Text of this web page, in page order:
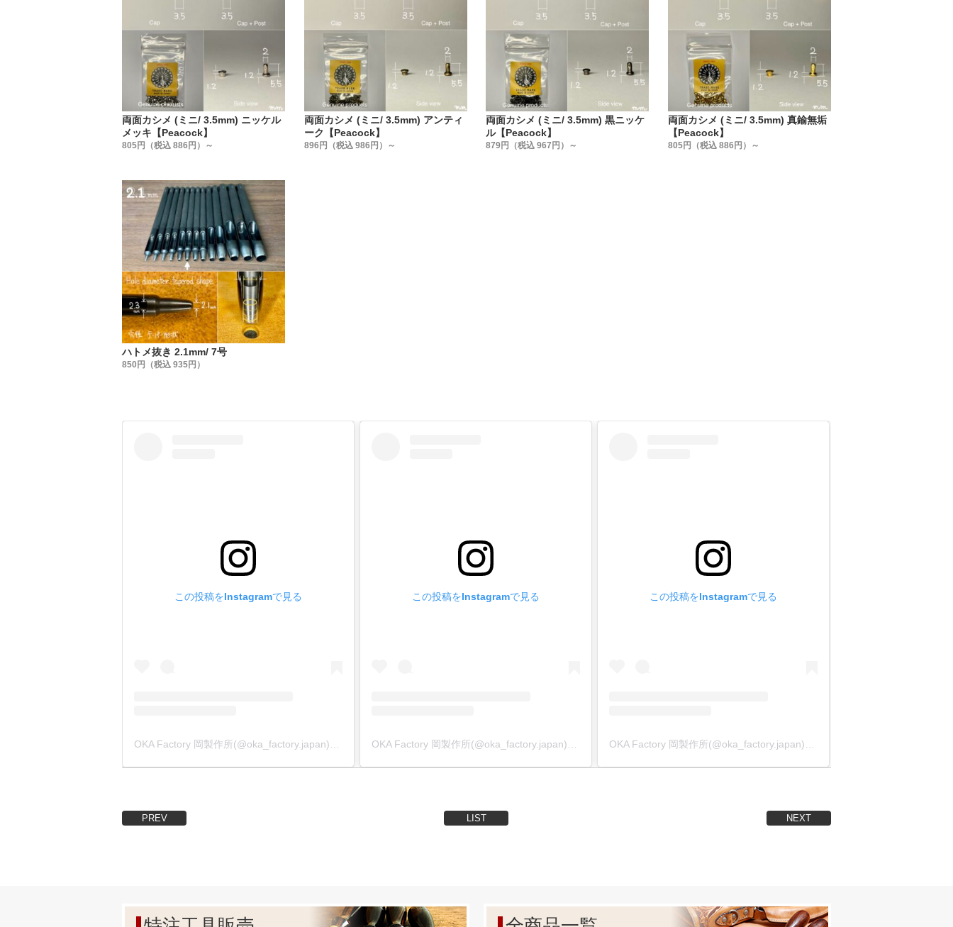
今回製造にあたり、世の中で販売されている打駒を、1から見直しました。
『何が良くて何が悪いのか』を私達レザークラフト専門工場の視点から考えて作りました。
こだわったのは【7つのポイント】です。
1. 金具を図面に数値化して工具を作る事。
2. 工具の部材全てに焼入れをする事。
3. 大まかな寸法公差を無くし、国産ハンドプレス機の規格に合わせて統一する事。
4. 金具に傷が付かない鏡面加工にする事。
6. 打駒と金具(Cap + Post)の関係性を明確にする事。
7. 専用手打ち棒で、上駒だけで止められる様にする事。
【特徴】
1.【金具を図面に数値化して工具を作る !】
製造にあたり、一番最初に取り掛かった事は『金具の数値化』です。
『Peacock』は金具作りを100年の長い歴史の中で築き上げてきました。
洗練され、研ぎ澄まされてきたカシメ金具は『最終形態の形状』でもあるわけです。
『摩耗』すると『金具の変形・上駒のネジの緩み・上下駒のガタ付き』につながります。
弊社製品は打駒の『全ての部材において焼入れ加工』を施しました。
これにより耐摩耗性に優れて、量産加工に適した、永く使える工具が出来るのです。
他社製品は18.8~18.9mmで大まかなのに対し、弊社は『18.94~18.95mm』に統一しました。
4.【金具に傷が付かない鏡面加工にする事 !】
金具部分に加工傷が一切無いので、金具本来の美観でそのまま取り付けが行えます。
両面カシメ (ミニ/ 3.5mm) ニッケル
メッキ【Peacock】
805円（税込 886円）～
両面カシメ (ミニ/ 3.5mm) アンティ
ーク【Peacock】
896円（税込 986円）～
両面カシメ (ミニ/ 3.5mm) 黒ニッケ
ル【Peacock】
879円（税込 967円）～
両面カシメ (ミニ/ 3.5mm) 真鍮無垢
【Peacock】
805円（税込 886円）～
ハトメ抜き 2.1mm/ 7号
850円（税込 935円）
この投稿をInstagramで見る この投稿をInstagramで見る この投稿をInstagramで見る
PREV LIST NEXT